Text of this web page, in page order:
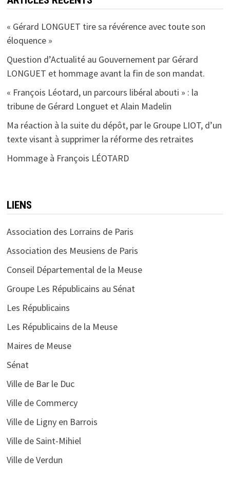
« Gérard LONGUET tire sa révérence avec toute son
éloquence »
Question d’Actualité au Gouvernement par Gérard
LONGUET et hommage avant la fin de son mandat.
« François Léotard, un parcours libéral abouti » : la
tribune de Gérard Longuet et Alain Madelin
Ma réaction à la suite du dépôt, par le Groupe LIOT, d’un
texte visant à supprimer la réforme des retraites
Hommage à François LÉOTARD
LIENS
Association des Lorrains de Paris
Association des Meusiens de Paris
Conseil Départemental de la Meuse
Groupe Les Républicains au Sénat
Les Républicains
Les Républicains de la Meuse
Maires de Meuse
Sénat
Ville de Bar le Duc
Ville de Commercy
Ville de Ligny en Barrois
Ville de Saint-Mihiel
Ville de Verdun